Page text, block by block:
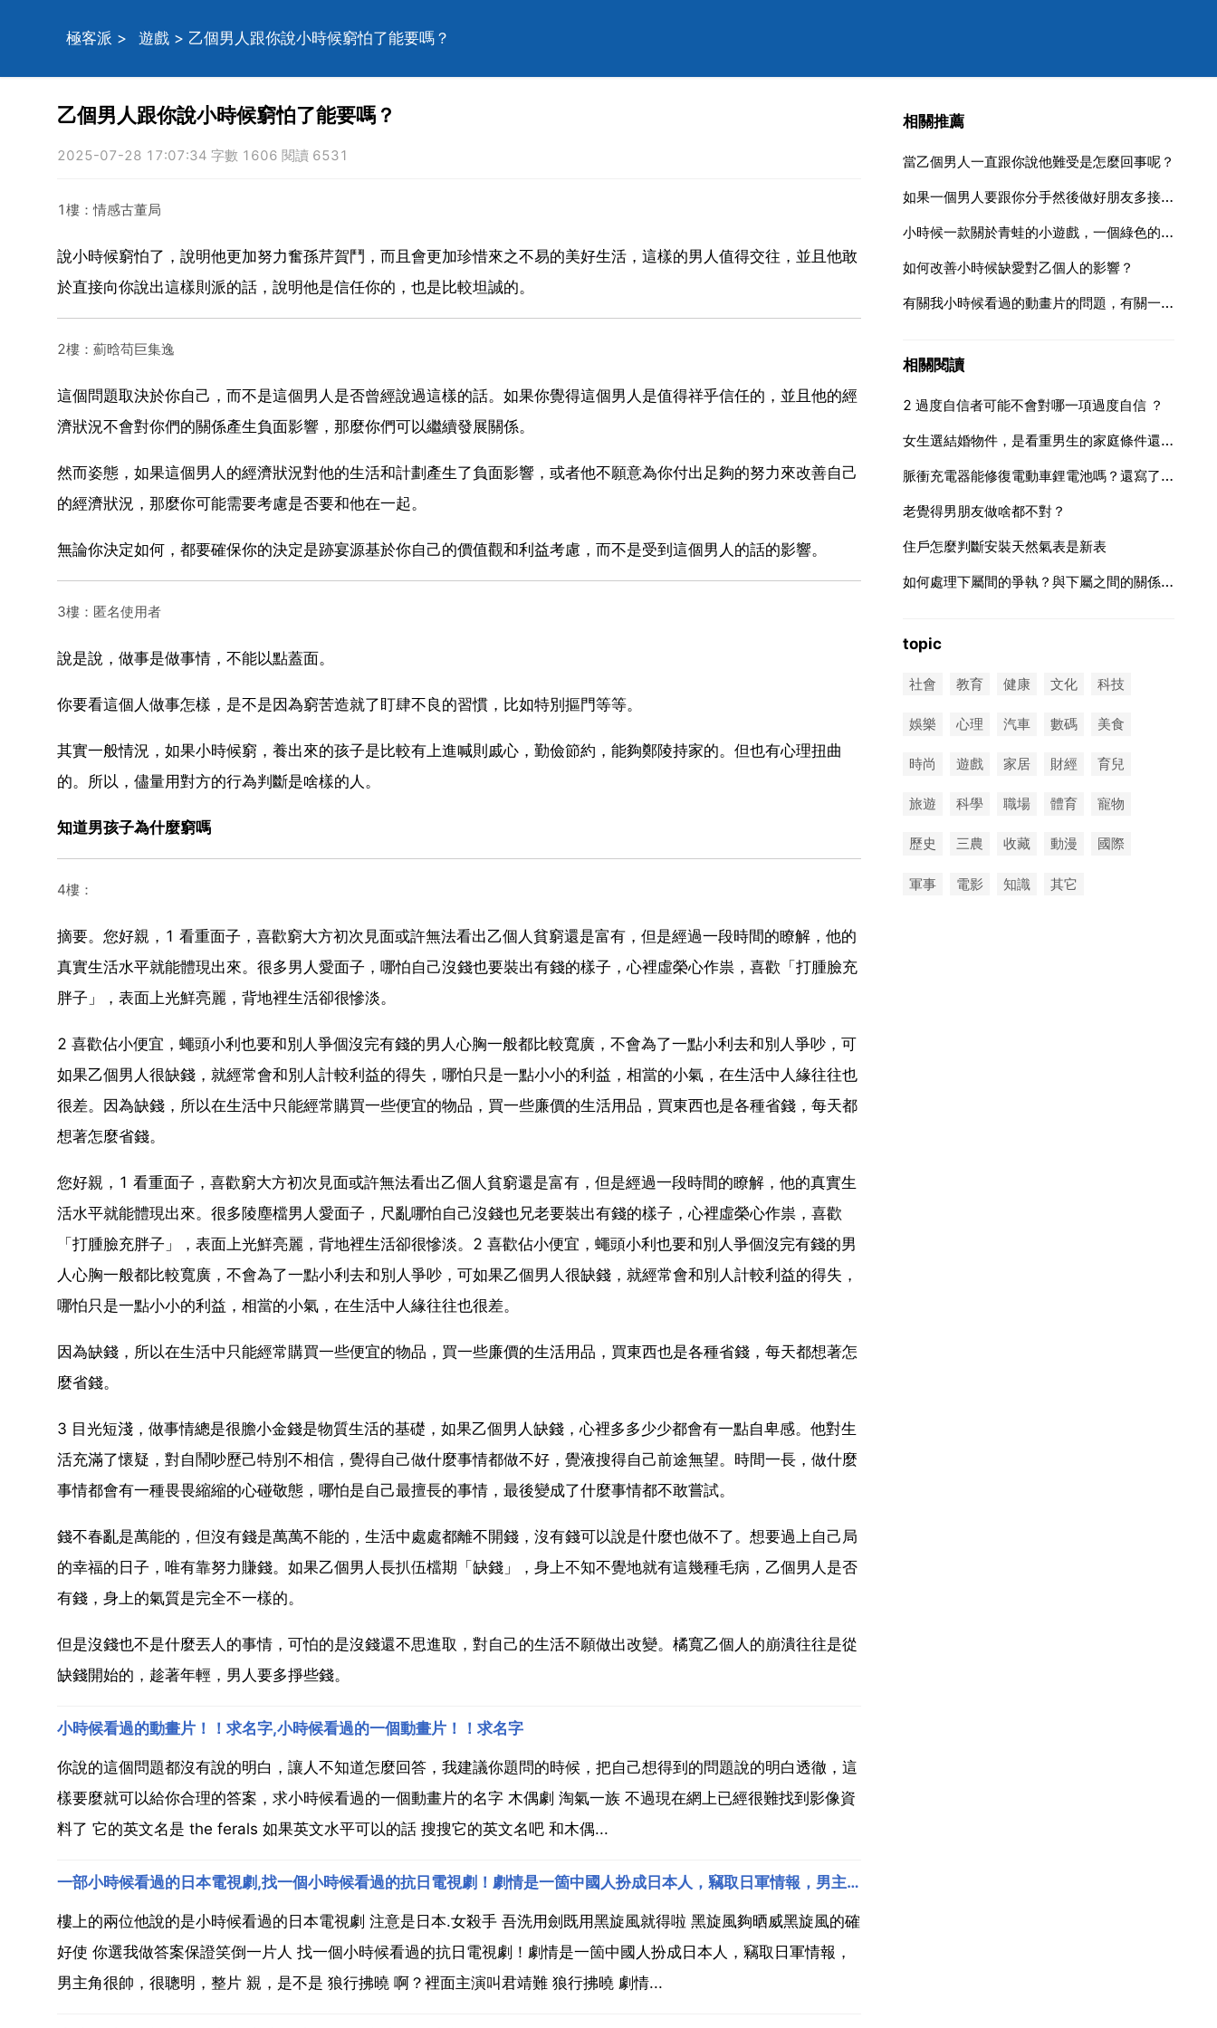
極客派 > 遊戲 > 乙個男人跟你說小時候窮怕了能要嗎？
乙個男人跟你說小時候窮怕了能要嗎？
2025-07-28 17:07:34 字數 1606 閱讀 6531
1樓：情感古董局
說小時候窮怕了，說明他更加努力奮孫芹賀鬥，而且會更加珍惜來之不易的美好生活，這樣的男人值得交往，並且他敢
於直接向你說出這樣則派的話，說明他是信任你的，也是比較坦誠的。
2樓：薊晗苟巨集逸
這個問題取決於你自己，而不是這個男人是否曾經說過這樣的話。如果你覺得這個男人是值得祥乎信任的，並且他的經
濟狀況不會對你們的關係產生負面影響，那麼你們可以繼續發展關係。
然而姿態，如果這個男人的經濟狀況對他的生活和計劃產生了負面影響，或者他不願意為你付出足夠的努力來改善自己
的經濟狀況，那麼你可能需要考慮是否要和他在一起。
無論你決定如何，都要確保你的決定是跡宴源基於你自己的價值觀和利益考慮，而不是受到這個男人的話的影響。
3樓：匿名使用者
說是說，做事是做事情，不能以點蓋面。
你要看這個人做事怎樣，是不是因為窮苦造就了盯肆不良的習慣，比如特別摳門等等。
其實一般情況，如果小時候窮，養出來的孩子是比較有上進喊則戚心，勤儉節約，能夠鄭陵持家的。但也有心理扭曲
的。所以，儘量用對方的行為判斷是啥樣的人。
知道男孩子為什麼窮嗎
4樓：
摘要。您好親，1 看重面子，喜歡窮大方初次見面或許無法看出乙個人貧窮還是富有，但是經過一段時間的瞭解，他的
真實生活水平就能體現出來。很多男人愛面子，哪怕自己沒錢也要裝出有錢的樣子，心裡虛榮心作祟，喜歡「打腫臉充
胖子」，表面上光鮮亮麗，背地裡生活卻很慘淡。
2 喜歡佔小便宜，蠅頭小利也要和別人爭個沒完有錢的男人心胸一般都比較寬廣，不會為了一點小利去和別人爭吵，可
如果乙個男人很缺錢，就經常會和別人計較利益的得失，哪怕只是一點小小的利益，相當的小氣，在生活中人緣往往也
很差。因為缺錢，所以在生活中只能經常購買一些便宜的物品，買一些廉價的生活用品，買東西也是各種省錢，每天都
想著怎麼省錢。
您好親，1 看重面子，喜歡窮大方初次見面或許無法看出乙個人貧窮還是富有，但是經過一段時間的瞭解，他的真實生
活水平就能體現出來。很多陵塵檔男人愛面子，尺亂哪怕自己沒錢也兄老要裝出有錢的樣子，心裡虛榮心作祟，喜歡
「打腫臉充胖子」，表面上光鮮亮麗，背地裡生活卻很慘淡。2 喜歡佔小便宜，蠅頭小利也要和別人爭個沒完有錢的男
人心胸一般都比較寬廣，不會為了一點小利去和別人爭吵，可如果乙個男人很缺錢，就經常會和別人計較利益的得失，
哪怕只是一點小小的利益，相當的小氣，在生活中人緣往往也很差。
因為缺錢，所以在生活中只能經常購買一些便宜的物品，買一些廉價的生活用品，買東西也是各種省錢，每天都想著怎
麼省錢。
3 目光短淺，做事情總是很膽小金錢是物質生活的基礎，如果乙個男人缺錢，心裡多多少少都會有一點自卑感。他對生
活充滿了懷疑，對自鬧吵歷己特別不相信，覺得自己做什麼事情都做不好，覺液搜得自己前途無望。時間一長，做什麼
事情都會有一種畏畏縮縮的心碰敬態，哪怕是自己最擅長的事情，最後變成了什麼事情都不敢嘗試。
錢不春亂是萬能的，但沒有錢是萬萬不能的，生活中處處都離不開錢，沒有錢可以說是什麼也做不了。想要過上自己局
的幸福的日子，唯有靠努力賺錢。如果乙個男人長扒伍檔期「缺錢」，身上不知不覺地就有這幾種毛病，乙個男人是否
有錢，身上的氣質是完全不一樣的。
但是沒錢也不是什麼丟人的事情，可怕的是沒錢還不思進取，對自己的生活不願做出改變。橘寬乙個人的崩潰往往是從
缺錢開始的，趁著年輕，男人要多掙些錢。
小時候看過的動畫片！！求名字,小時候看過的一個動畫片！！求名字
你說的這個問題都沒有說的明白，讓人不知道怎麼回答，我建議你題問的時候，把自己想得到的問題說的明白透徹，這
樣要麼就可以給你合理的答案，求小時候看過的一個動畫片的名字 木偶劇 淘氣一族 不過現在網上已經很難找到影像資
料了 它的英文名是 the ferals 如果英文水平可以的話 搜搜它的英文名吧 和木偶...
一部小時候看過的日本電視劇,找一個小時候看過的抗日電視劇！劇情是一箇中國人扮成日本人，竊取日軍情報，男主角很帥，很聰明，整片
樓上的兩位他說的是小時候看過的日本電視劇 注意是日本.女殺手 吾洗用劍既用黑旋風就得啦 黑旋風夠晒威黑旋風的確
好使 你選我做答案保證笑倒一片人 找一個小時候看過的抗日電視劇！劇情是一箇中國人扮成日本人，竊取日軍情報，
男主角很帥，很聰明，整片 親，是不是 狼行拂曉 啊？裡面主演叫君靖難 狼行拂曉 劇情...
相關推薦
當乙個男人一直跟你說他難受是怎麼回事呢？
如果一個男人要跟你分手然後做好朋友多接觸，他啥意思啊？
小時候一款關於青蛙的小遊戲，一個綠色的青蛙闖關的單機遊戲,小時候玩的,記得他有三個版本
如何改善小時候缺愛對乙個人的影響？
有關我小時候看過的動畫片的問題，有關一個我小時候看過的動畫片的問題
相關閱讀
2 過度自信者可能不會對哪一項過度自信 ？
女生選結婚物件，是看重男生的家庭條件還是個人能力？
脈衝充電器能修復電動車鋰電池嗎？還寫了虧電啟用 20
老覺得男朋友做啥都不對？
住戶怎麼判斷安裝天然氣表是新表
如何處理下屬間的爭執？與下屬之間的關係不合，該如何去化解？
topic
社會 教育 健康 文化 科技
娛樂 心理 汽車 數碼 美食
時尚 遊戲 家居 財經 育兒
旅遊 科學 職場 體育 寵物
歷史 三農 收藏 動漫 國際
軍事 電影 知識 其它